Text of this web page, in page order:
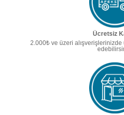
Ücretsiz
2.000₺ ve üzeri alışverişlerinizde